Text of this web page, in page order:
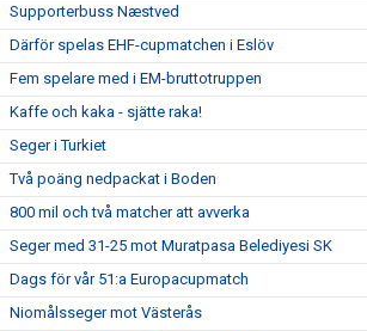
Supporterbuss Næstved
Därför spelas EHF-cupmatchen i Eslöv
Fem spelare med i EM-bruttotruppen
Kaffe och kaka - sjätte raka!
Seger i Turkiet
Två poäng nedpackat i Boden
800 mil och två matcher att avverka
Seger med 31-25 mot Muratpasa Belediyesi SK
Dags för vår 51:a Europacupmatch
Niomålsseger mot Västerås